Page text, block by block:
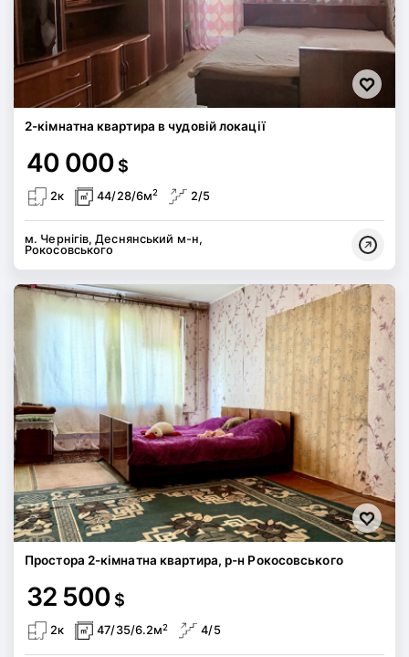
2-кімнатна квартира в чудовій локації
40 000 $
2к 44/28/6м2 2/5
м. Чернігів, Деснянський м-н,
Рокосовського
Простора 2-кімнатна квартира, р-н Рокосовського
32 500 $
2к 47/35/6.2м2 4/5